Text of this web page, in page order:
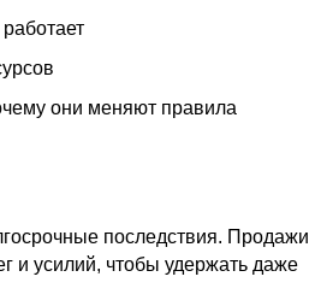
они меняют правила
последствия. Продажи
и усилий, чтобы удержать даже